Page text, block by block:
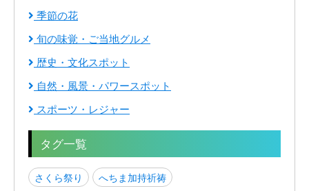
季節の花
旬の味覚・ご当地グルメ
歴史・文化スポット
自然・風景・パワースポット
スポーツ・レジャー
タグ一覧
さくら祭り
へちま加持祈祷